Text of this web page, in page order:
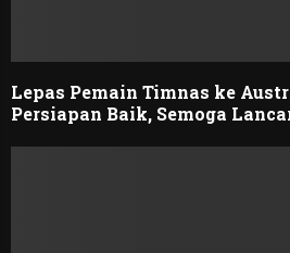
Lepas Pemain Timnas ke
Persiapan Baik, Semoga